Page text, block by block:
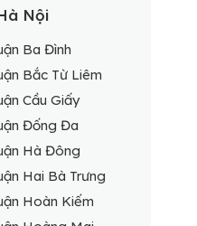
Nội
Ba Đình
Bắc Từ Liêm
Cầu Giấy
Đống Đa
Hà Đông
Hai Bà Trưng
Hoàn Kiếm